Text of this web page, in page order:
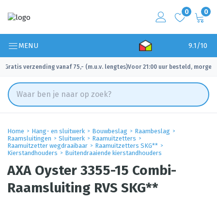
0 0
MENU 9.1/10
Gratis verzending vanaf 75,- (m.u.v. lengtes)
✓ Voor 21:00 uur besteld, morgen
Home Hang- en sluitwerk Bouwbeslag
Raambeslag
Raamsluitingen
Sluitwerk
Raamuitzetters
Raamuitzetter wegdraaibaar
Raamuitzetters SKG**
Kierstandhouders
Buitendraaiende kierstandhouders
AXA Oyster 3355-15 Combi-
Raamsluiting RVS SKG**